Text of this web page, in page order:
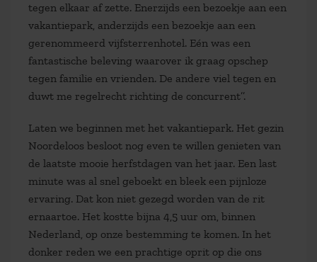
tegen elkaar af zette. Enerzijds een bezoekje aan een
vakantiepark, anderzijds een bezoekje aan een
gerenommeerd vijfsterrenhotel. Eén was een
fantastische beleving waarover ik graag opschep
tegen familie en vrienden. De andere viel tegen en
duwt me regelrecht richting de concurrent’’.
Laten we beginnen met het vakantiepark. Het gezin
Noordeloos besloot nog even te willen genieten van
de laatste mooie herfstdagen van het jaar. Een last
minute was al snel geboekt en bleek een pijnloze
ervaring. Dat kon niet gezegd worden van de rit
ernaartoe. Het kostte bijna 4,5 uur om, binnen
Nederland, op onze bestemming te komen. In het
donker reden we een prachtige oprit op die ons